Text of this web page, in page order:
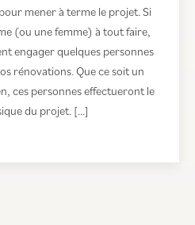
mener à terme le projet. Si
(ou une femme) à tout faire,
engager quelques personnes
rénovations. Que ce soit un
ces personnes effectueront le
du projet. […]